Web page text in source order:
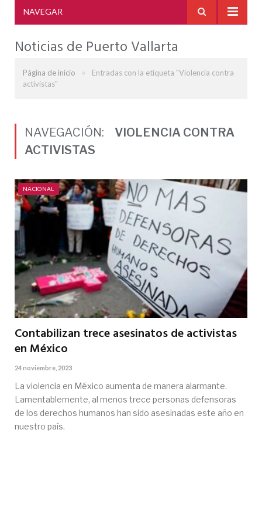
NAVEGAR
Noticias de Puerto Vallarta
Página de inicio »
Entradas con la etiqueta "Violencia contra
activistas"
NAVEGACIÓN:
VIOLENCIA CONTRA
ACTIVISTAS
NACIONAL
Contabilizan trece asesinatos de activistas
en México
24 noviembre, 2023
La violencia en México aumenta de manera alarmante.
Lamentablemente, al menos trece personas defensoras
de los derechos humanos han sido asesinadas este año en
nuestro país.